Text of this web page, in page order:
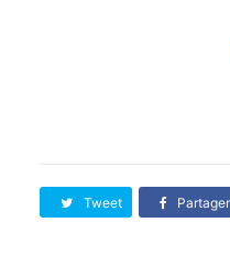
Tweet Partager